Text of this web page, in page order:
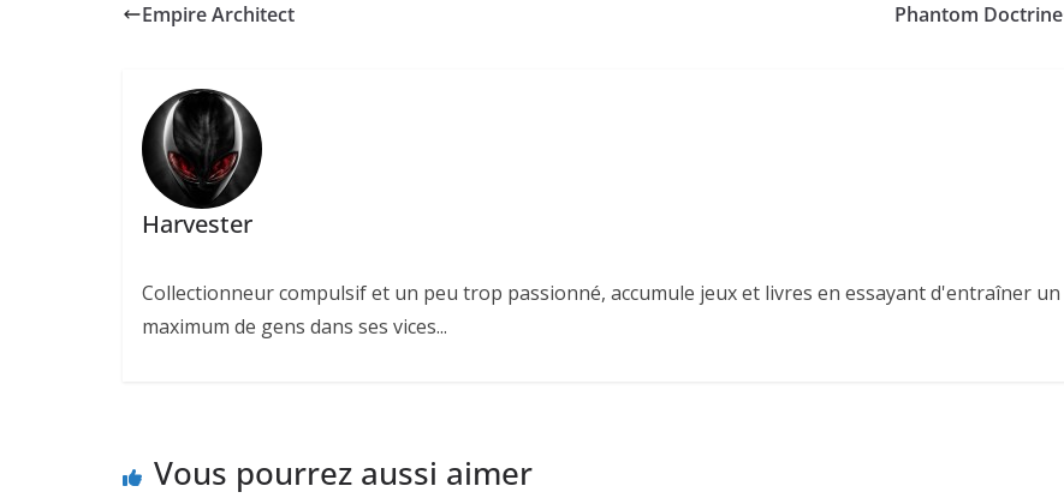
Empire Architect Phantom Doctrine
Harvester
Collectionneur compulsif et un peu trop passionné, accumule jeux et livres en essayant d'entraîner un
maximum de gens dans ses vices...
Vous pourrez aussi aimer